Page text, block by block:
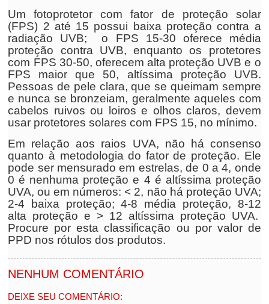
Um fotoprotetor com fator de proteção solar
(FPS) 2 até 15 possui baixa proteção contra a
radiação UVB; o FPS 15-30 oferece média
proteção contra UVB, enquanto os protetores
com FPS 30-50, oferecem alta proteção UVB e o
FPS maior que 50, altíssima proteção UVB.
Pessoas de pele clara, que se queimam sempre
e nunca se bronzeiam, geralmente aqueles com
cabelos ruivos ou loiros e olhos claros, devem
usar protetores solares com FPS 15, no mínimo.
Em relação aos raios UVA, não há consenso
quanto à metodologia do fator de proteção. Ele
pode ser mensurado em estrelas, de 0 a 4, onde
0 é nenhuma proteção e 4 é altíssima proteção
UVA, ou em números: < 2, não há proteção UVA;
2-4 baixa proteção; 4-8 média proteção, 8-12
alta proteção e > 12 altíssima proteção UVA.
Procure por esta classificação ou por valor de
PPD nos rótulos dos produtos.
NENHUM COMENTÁRIO
DEIXE SEU COMENTÁRIO: